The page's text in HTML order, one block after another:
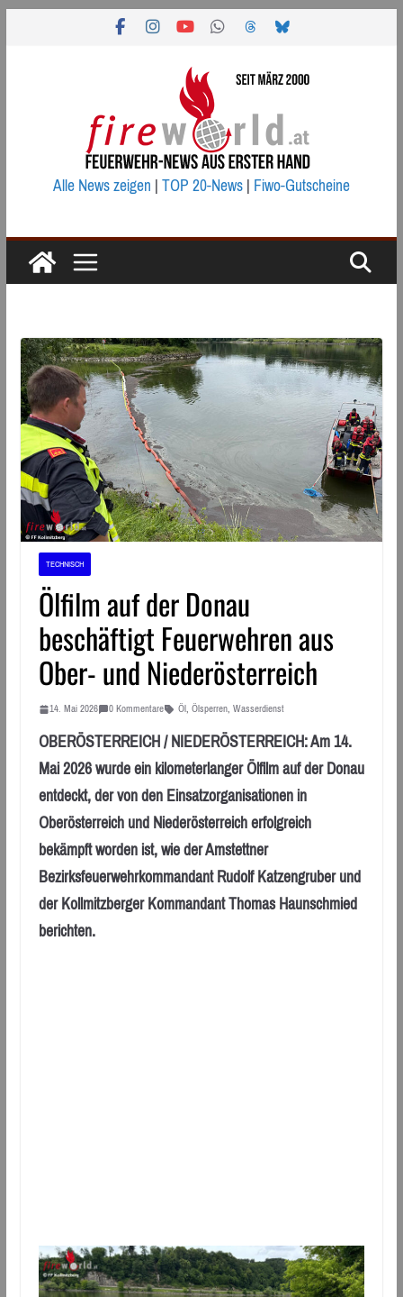
Alle News zeigen|TOP 20-News|Fiwo-Gutscheine
TECHNISCH
Ölfilm auf der Donau
beschäftigt Feuerwehren aus
Ober- und Niederösterreich
14. Mai 2026 0 Kommentare Öl, Ölsperren, Wasserdienst
OBERÖSTERREICH / NIEDERÖSTERREICH: Am 14.
Mai 2026 wurde ein kilometerlanger Ölfilm auf der Donau
entdeckt, der von den Einsatzorganisationen in
Oberösterreich und Niederösterreich erfolgreich
bekämpft worden ist, wie der Amstettner
Bezirksfeuerwehrkommandant Rudolf Katzengruber und
der Kollmitzberger Kommandant Thomas Haunschmied
berichten.